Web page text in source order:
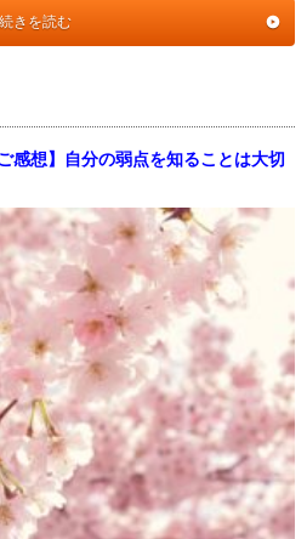
続きを読む
感想】自分の弱点を知ることは大切